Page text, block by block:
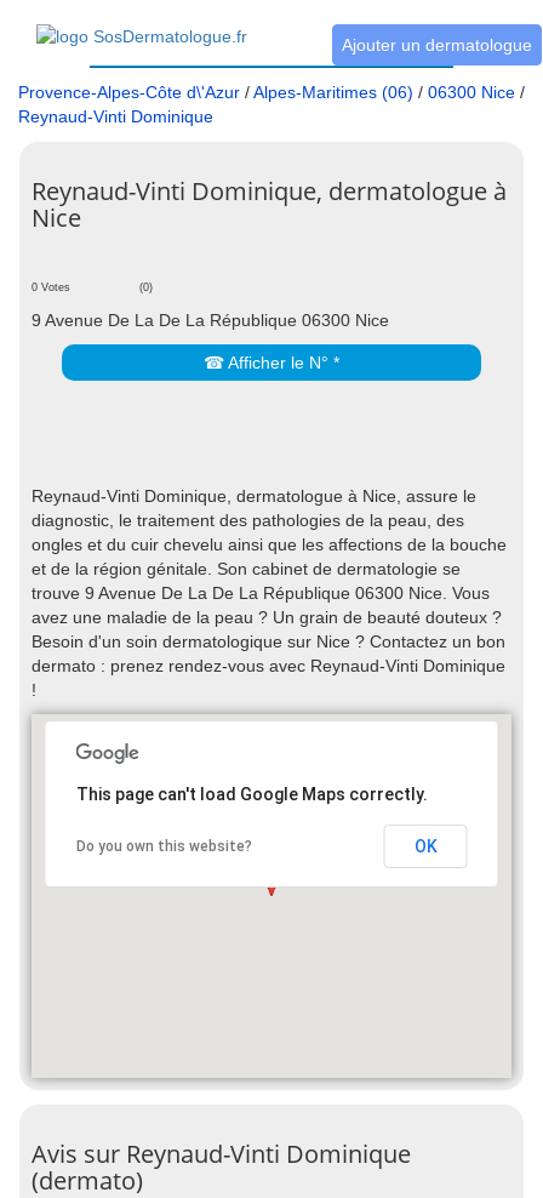
Ajouter un dermatologue
Provence-Alpes-Côte d\'Azur /Alpes-Maritimes (06) / 06300 Nice /
Reynaud-Vinti Dominique
Reynaud-Vinti Dominique, dermatologue à
Nice
0 Votes (0)
9 Avenue De La De La République 06300 Nice
☎ Afficher le N° *
Reynaud-Vinti Dominique, dermatologue à Nice, assure le
diagnostic, le traitement des pathologies de la peau, des
ongles et du cuir chevelu ainsi que les affections de la bouche
et de la région génitale. Son cabinet de dermatologie se
trouve 9 Avenue De La De La République 06300 Nice. Vous
avez une maladie de la peau ? Un grain de beauté douteux ?
Besoin d'un soin dermatologique sur Nice ? Contactez un bon
dermato : prenez rendez-vous avec Reynaud-Vinti Dominique
!
This page can't load Google Maps correctly.
Do you own this website? OK
Avis sur Reynaud-Vinti Dominique
(dermato)